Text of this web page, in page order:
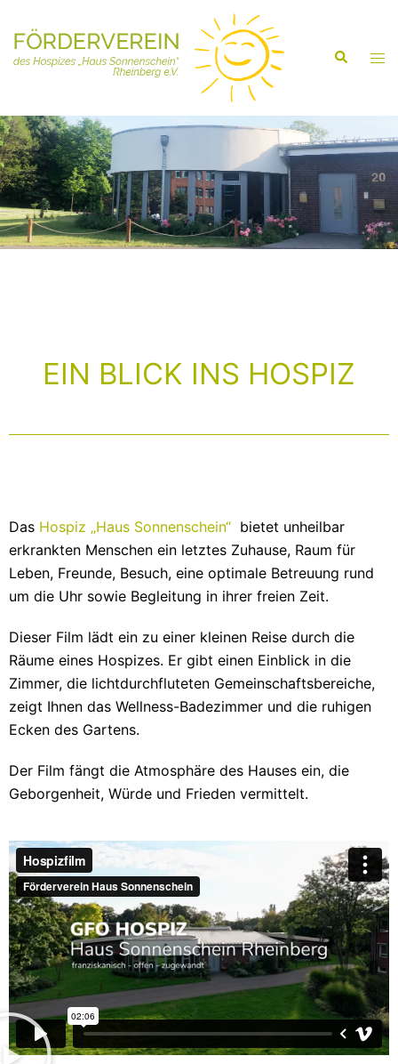
EIN BLICK INS HOSPIZ
Das Hospiz „Haus Sonnenschein“ bietet unheilbar
erkrankten Menschen ein letztes Zuhause, Raum für
Leben, Freunde, Besuch, eine optimale Betreuung rund
um die Uhr sowie Begleitung in ihrer freien Zeit.
Dieser Film lädt ein zu einer kleinen Reise durch die
Räume eines Hospizes. Er gibt einen Einblick in die
Zimmer, die lichtdurchfluteten Gemeinschaftsbereiche,
zeigt Ihnen das Wellness-Badezimmer und die ruhigen
Ecken des Gartens.
Der Film fängt die Atmosphäre des Hauses ein, die
Geborgenheit, Würde und Frieden vermittelt.